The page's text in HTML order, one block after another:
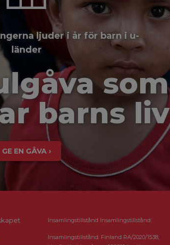
ljuder i år för barn i u-
länder
som
barns liv
GE EN GÅVA ›
Insamlingstillstånd Insamlingstillstånd:
Insamlingstillstånd: Finland RA/2020/1538,